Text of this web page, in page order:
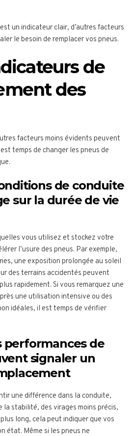
un indicateur clair, d’autres facteurs
le besoin de remplacer vos pneus.
de
des
facteurs moins évidents peuvent
temps de changer les pneus de
de conduite
sur la durée de vie
vous utilisez et stockez votre
l’usure des pneus. Par exemple,
une exposition prolongée au soleil
des terrains accidentés peuvent
rapidement. Si vous remarquez une
une utilisation intensive ou des
idéales, il est temps de vérifier
performances de
signaler un
une différence dans la conduite,
la stabilité, des virages moins précis,
long, cela peut indiquer que vos
état. Même si les pneus ne